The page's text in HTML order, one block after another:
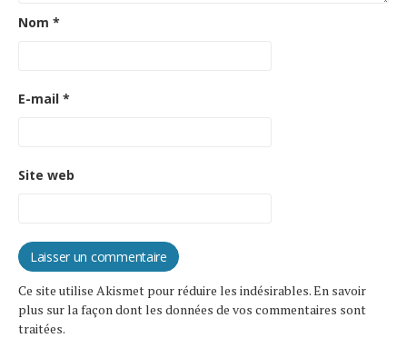
Nom *
E-mail *
Site web
Ce site utilise Akismet pour réduire les indésirables.En savoir
plus sur la façon dont les données de vos commentaires sont
traitées.